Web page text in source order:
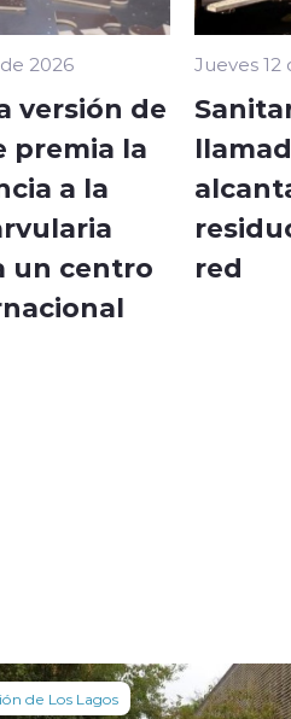
2026
versión de
premia la
a la
un centro
Jueves
red
de Los Lagos